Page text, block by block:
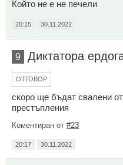
Който не е не печели
20:15 30.11.2022
9 Диктатора
ОТГОВОР
скоро ще бъдат свалени
престъпления
Коментиран от #23
20:17 30.11.2022